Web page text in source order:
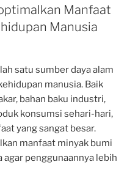
Manfaat
Manusia
satu sumber daya alam
manusia. Baik
bahan baku industri,
konsumsi sehari-hari,
yang sangat besar.
manfaat minyak bumi
agar penggunaannya lebih